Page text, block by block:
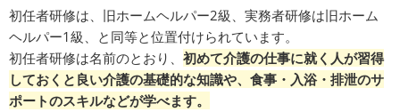
初任者研修は、旧ホームヘルパー2級、実務者研修は旧ホーム
ヘルパー1級、と同等と位置付けられています。
初任者研修は名前のとおり、 初めて介護の仕事に就く人が習得
しておくと良い介護の基礎的な知識や、食事・入浴・排泄のサ
ポートのスキルなどが学べます。